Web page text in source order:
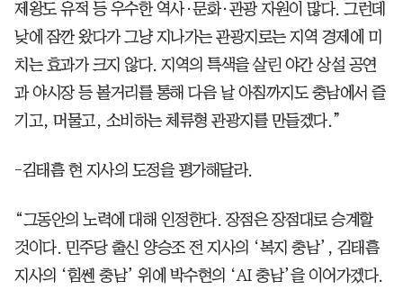
제왕도 유적 등 우수한 역사·문화·관광 자원이 많다. 그런데
낮에 잠깐 왔다가 그냥 지나가는 관광지로는 지역 경제에 미
치는 효과가 크지 않다. 지역의 특색을 살린 야간 상설 공연
과 야시장 등 볼거리를 통해 다음 날 아침까지도 충남에서 즐
기고, 머물고, 소비하는 체류형 관광지를 만들겠다.”
-김태흠 현 지사의 도정을 평가해달라.
“그동안의 노력에 대해 인정한다. 장점은 장점대로 승계할
것이다. 민주당 출신 양승조 전 지사의 ‘복지 충남’, 김태흠
지사의 ‘힘쎈 충남’ 위에 박수현의 ‘AI 충남’을 이어가겠다.